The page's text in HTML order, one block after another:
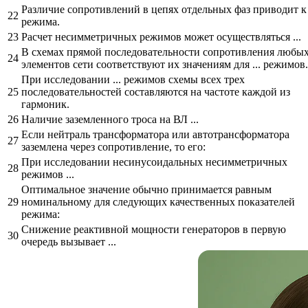
22
Различие сопротивлений в цепях отдельных фаз приводит
режима.
23 Расчет несимметричных режимов может осуществляться ...
24
В схемах прямой последовательности сопротивления
элементов сети соответствуют их значениям для ... режимов.
25
При исследовании ... режимов схемы всех трех
последовательностей составляются на частоте каждой из
гармоник.
26 Наличие заземленного троса на ВЛ ...
27
Если нейтраль трансформатора или автотрансформатора
заземлена через сопротивление, то его:
28
При исследовании несинусоидальных несимметричных
режимов ...
29
Оптимальное значение обычно принимается равным
номинальному для следующих качественных показателей
режима:
30
Снижение реактивной мощности генераторов в первую
очередь вызывает ...